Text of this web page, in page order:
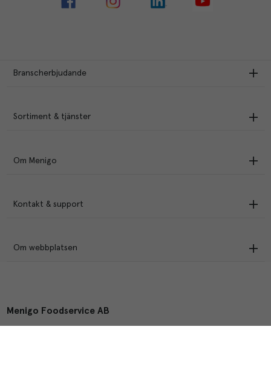
Branscherbjudande
Sortiment & tjänster
Om Menigo
Kontakt & support
Om webbplatsen
Menigo Foodservice AB